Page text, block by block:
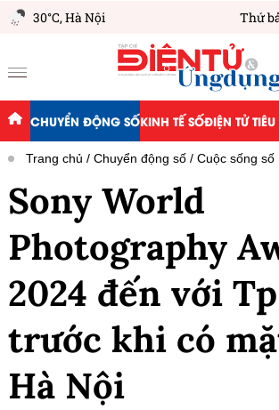
30°C,Hà Nội Thứ
CHUYỂN ĐỘNG SỐKINH TẾ SỐĐIỆN TỬ
Trang chủ Chuyển động số Cuộc sống số
Sony World
Photography
2024 đến với
trước khi có
Hà Nội